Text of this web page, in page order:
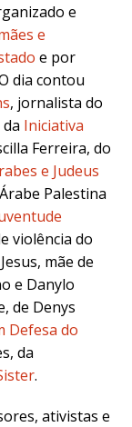
e
e
e por
dia contou
, jornalista do
da Iniciativa
Ferreira, do
e Judeus
Palestina
violência do
mãe de
e Danylo
de Denys
Defesa do
da
.
ativistas e